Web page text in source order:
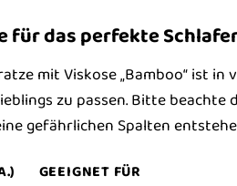
für das perfekte
mit Viskose „Bamboo“
zu passen. Bitte
gefährlichen Spalten
GEEIGNET FÜR